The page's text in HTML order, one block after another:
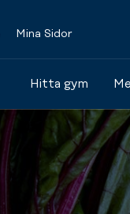
Mina Sidor
Hitta gym